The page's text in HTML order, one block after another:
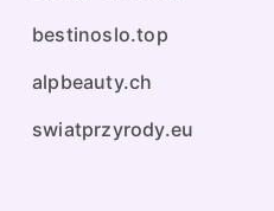
bestinoslo.top
alpbeauty.ch
swiatprzyrody.eu